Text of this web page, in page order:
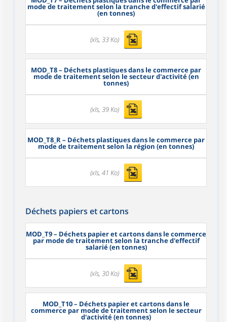
mode de traitement selon la tranche d'effectif salarié
(en tonnes)
(xls, 33 Ko)
MOD_T8– Déchets plastiques dans le commerce par
mode de traitement selon le secteur d'activité (en
tonnes)
(xls, 39 Ko)
MOD_T8_R– Déchets plastiques dans le commerce par
mode de traitement selon la région (en tonnes)
(xls, 41 Ko)
Déchets papiers et cartons
MOD_T9– Déchets papier et cartons dans le commerce
par mode de traitement selon la tranche d'effectif
salarié (en tonnes)
(xls, 30 Ko)
MOD_T10– Déchets papier et cartons dans le
commerce par mode de traitement selon le secteur
d'activité (en tonnes)